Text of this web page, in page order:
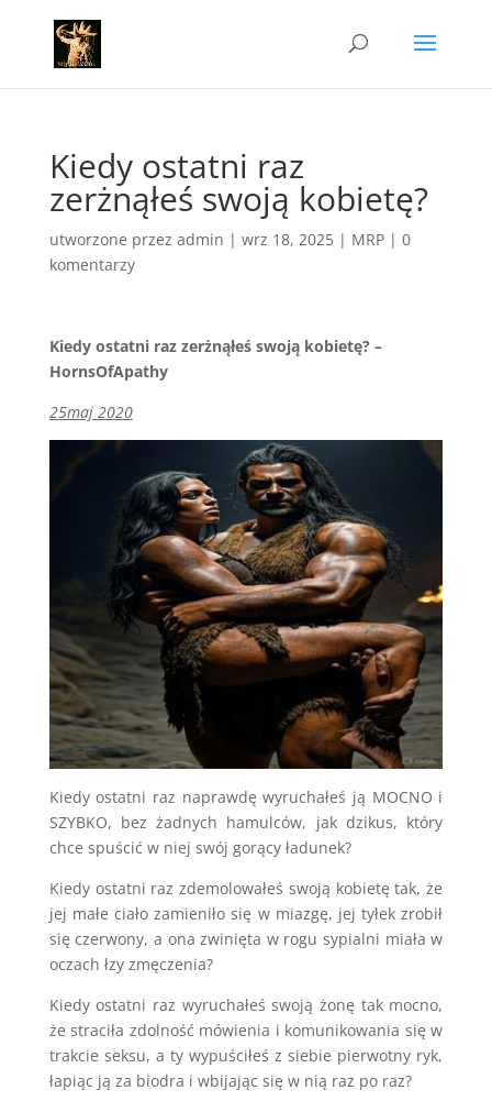
Kiedy ostatni raz
zerżnąłeś swoją kobietę?
utworzone przez admin | wrz 18, 2025| MRP| 0
komentarzy
Kiedy ostatni raz zerżnąłeś swoją kobietę? –
HornsOfApathy
25maj 2020
Kiedy ostatni raz naprawdę wyruchałeś ją MOCNO i
SZYBKO, bez żadnych hamulców, jak dzikus, który
chce spuścić w niej swój gorący ładunek?
Kiedy ostatni raz zdemolowałeś swoją kobietę tak, że
jej małe ciało zamieniło się w miazgę, jej tyłek zrobił
się czerwony, a ona zwinięta w rogu sypialni miała w
oczach łzy zmęczenia?
Kiedy ostatni raz wyruchałeś swoją żonę tak mocno,
że straciła zdolność mówienia i komunikowania się w
trakcie seksu, a ty wypuściłeś z siebie pierwotny ryk,
łapiąc ją za biodra i wbijając się w nią raz po raz?